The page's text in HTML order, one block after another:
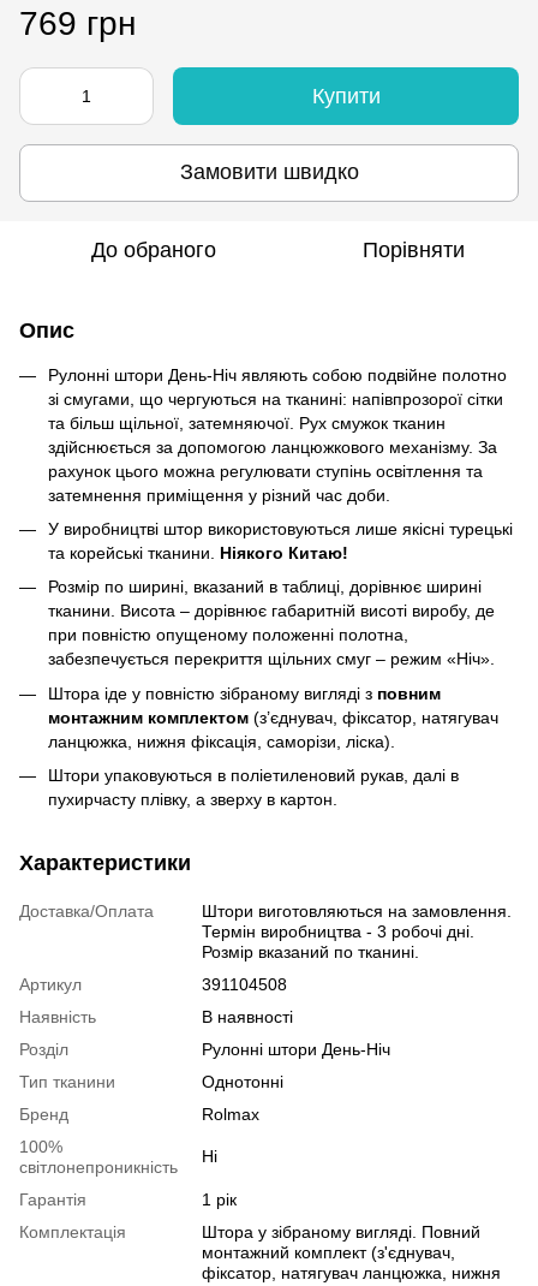
769 грн
Купити
Замовити швидко
До обраного Порівняти
Опис
Рулонні штори День-Ніч являють собою подвійне полотно
зі смугами, що чергуються на тканині: напівпрозорої сітки
та більш щільної, затемняючої. Рух смужок тканин
здійснюється за допомогою ланцюжкового механізму. За
рахунок цього можна регулювати ступінь освітлення та
затемнення приміщення у різний час доби.
У виробництві штор використовуються лише якісні турецькі
та корейські тканини. Ніякого Китаю!
Розмір по ширині, вказаний в таблиці, дорівнює ширині
тканини. Висота – дорівнює габаритній висоті виробу, де
при повністю опущеному положенні полотна,
забезпечується перекриття щільних смуг – режим «Ніч».
Штора іде у повністю зібраному вигляді з повним
монтажним комплектом (з’єднувач, фіксатор, натягувач
ланцюжка, нижня фіксація, саморізи, ліска).
Штори упаковуються в поліетиленовий рукав, далі в
пухирчасту плівку, а зверху в картон.
Характеристики
Доставка/Оплата
Штори виготовляються на замовлення.
Термін виробництва - 3 робочі дні.
Розмір вказаний по тканині.
Артикул
391104508
Наявність
В наявності
Розділ
Рулонні штори День-Ніч
Тип тканини
Однотонні
Бренд
Rolmax
100%
світлонепроникність
Ні
Гарантія
1 рік
Комплектація
Штора у зібраному вигляді. Повний
монтажний комплект (з'єднувач,
фіксатор, натягувач ланцюжка, нижня